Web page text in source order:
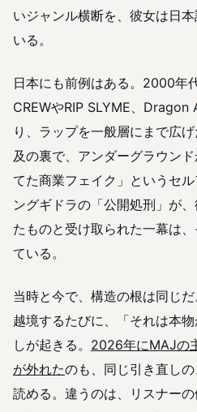
いジャンル横断を、彼女は日
いる。
日本にも前例はある。2000年
CREWやRIP SLYME、Dragon
り、ラップを一般層にまで広
及の裏で、アンダーグラウン
てた商業フェイク」というセ
ングギドラの「公開処刑」が
たものと受け取られた一幕は
ている。
当時と今で、構造の根は同じ
越境するたびに、「それは本
しが起きる。 2026年にMAJの
が外れたのも、同じ引き直し
読める。違うのは、リスナー